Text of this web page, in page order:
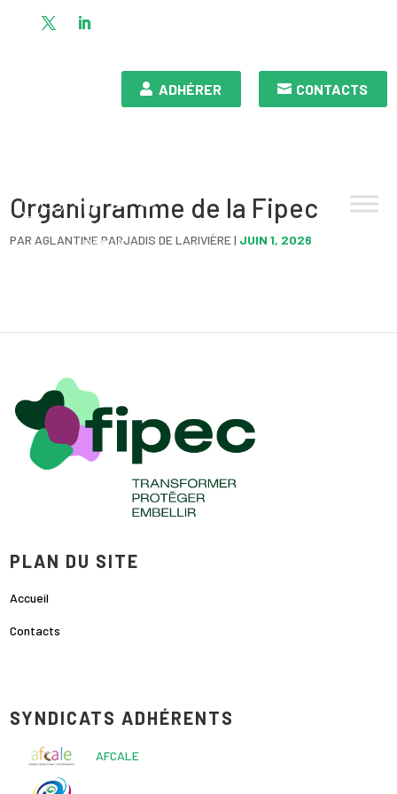
CONTACTS
ADHÉRER
Organigramme de la Fipec
PAR AGLANTINE PARJADIS DE LARIVIÈRE| JUIN 1, 2026
PLAN DU SITE
Accueil
Contacts
SYNDICATS ADHÉRENTS
AFCALE